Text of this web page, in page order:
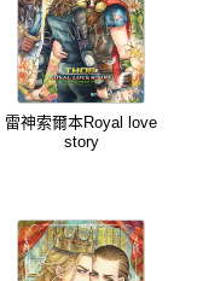
雷神索爾本Royal love
story